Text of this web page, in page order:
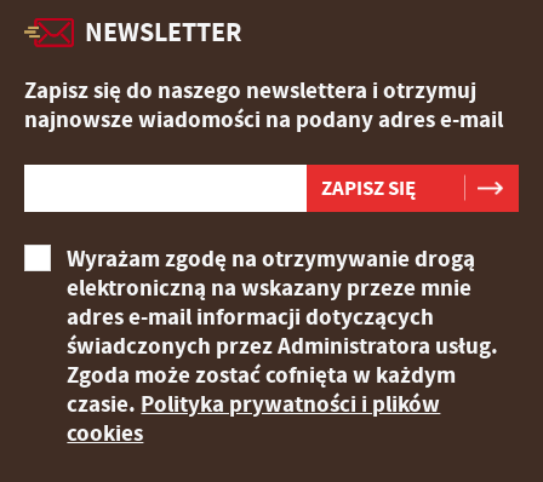
NEWSLETTER
Zapisz się do naszego newslettera i otrzymuj
najnowsze wiadomości na podany adres e-mail
Wyrażam zgodę na otrzymywanie drogą
elektroniczną na wskazany przeze mnie
adres e-mail informacji dotyczących
świadczonych przez Administratora usług.
Zgoda może zostać cofnięta w każdym
czasie. Polityka prywatności i plików
cookies